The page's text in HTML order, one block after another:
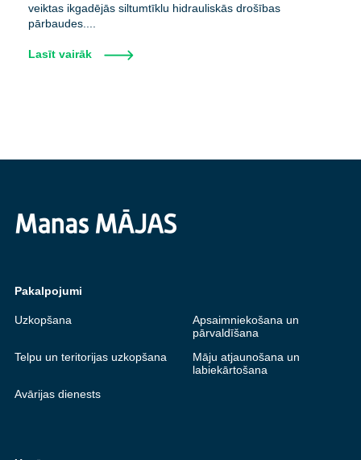
veiktas ikgadējās siltumtīklu hidrauliskās drošības
pārbaudes....
Lasīt vairāk
Pakalpojumi
Uzkopšana
Apsaimniekošana un
pārvaldīšana
Telpu un teritorijas uzkopšana
Māju atjaunošana un
labiekārtošana
Avārijas dienests